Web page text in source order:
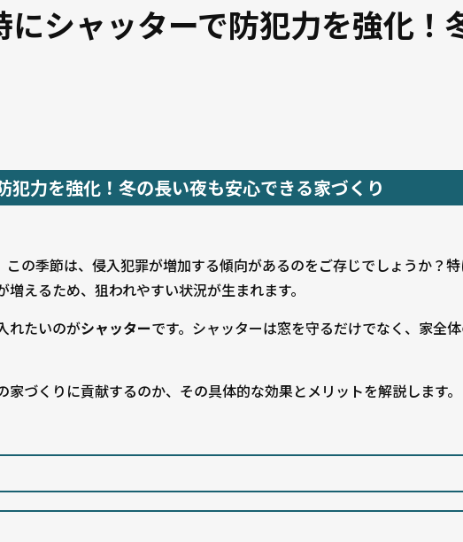
シャッターで防犯力を強化！
力を強化！冬の長い夜も安心できる家づくり
の季節は、侵入犯罪が増加する傾向があるのをご存じでしょうか？
えるため、狙われやすい状況が生まれます。
れたいのがシャッターです。シャッターは窓を守るだけでなく、家全
づくりに貢献するのか、その具体的な効果とメリットを解説します。